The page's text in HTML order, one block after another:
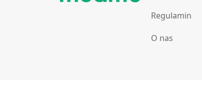
Regulamin
O nas